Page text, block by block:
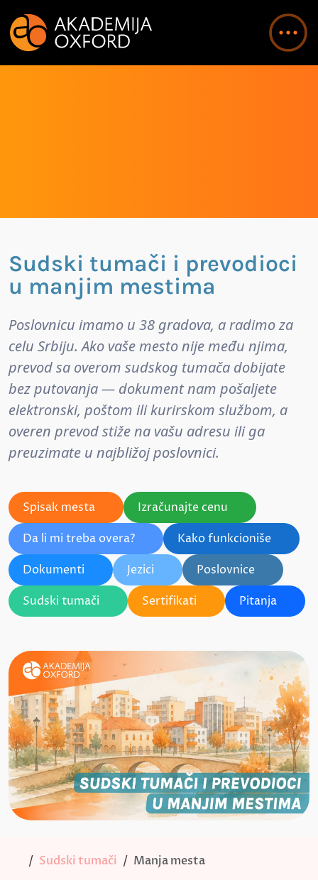
Sudski tumači i prevodioci
u manjim mestima
Poslovnicu imamo u 38 gradova, a radimo za
celu Srbiju. Ako vaše mesto nije među njima,
prevod sa overom sudskog tumača dobijate
bez putovanja — dokument nam pošaljete
elektronski, poštom ili kurirskom službom, a
overen prevod stiže na vašu adresu ili ga
preuzimate u najbližoj poslovnici.
Spisak mesta
Izračunajte cenu
Da li mi treba overa?
Kako funkcioniše
Dokumenti
Jezici
Poslovnice
Sudski tumači
Sertifikati Pitanja
Sudski tumači Manja mesta